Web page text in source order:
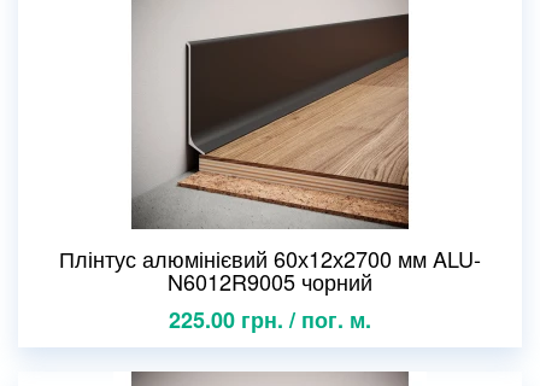
Плінтус алюмінієвий 60х12х2700 мм ALU-
N6012R9005 чорний
225.00 грн. / пог. м.